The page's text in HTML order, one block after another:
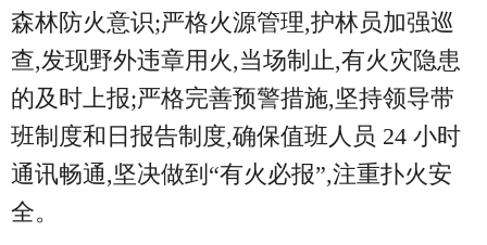
森林防火意识;严格火源管理,护林员加强巡
查,发现野外违章用火,当场制止,有火灾隐患
的及时上报;严格完善预警措施,坚持领导带
班制度和日报告制度,确保值班人员 24 小时
通讯畅通,坚决做到“有火必报”,注重扑火安
全。